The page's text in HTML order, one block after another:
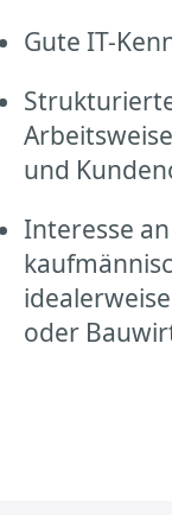
Gute IT-
und
Interesse
oder